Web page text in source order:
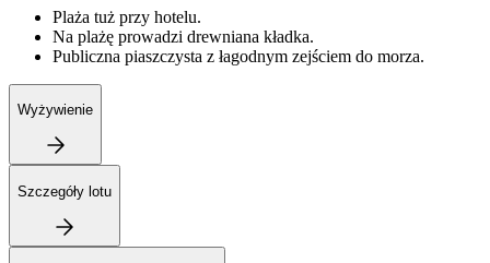
Plaża tuż przy hotelu.
Na plażę prowadzi drewniana kładka.
Publiczna piaszczysta z łagodnym zejściem do morza.
Wyżywienie
Szczegóły lotu